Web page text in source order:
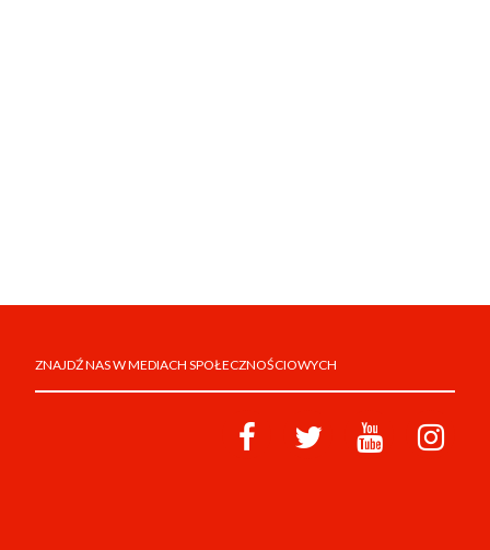
ZNAJDŹ NAS W MEDIACH SPOŁECZNOŚCIOWYCH